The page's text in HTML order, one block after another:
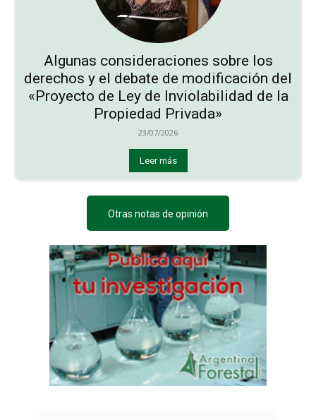
Algunas consideraciones sobre los
derechos y el debate de modificación del
«Proyecto de Ley de Inviolabilidad de la
Propiedad Privada»
23/07/2026
Leer más
Otras notas de opinión